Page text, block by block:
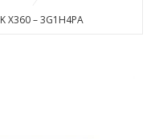
X360 – 3G1H4PA